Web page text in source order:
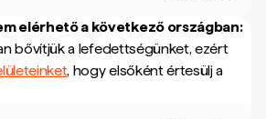
elérhető a következő országban:
bővítjük a lefedettségünket, ezért
, hogy elsőként értesülj a